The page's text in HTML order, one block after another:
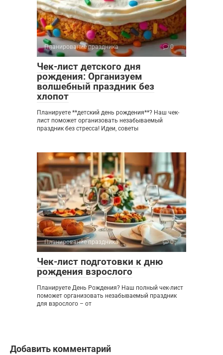
Планирование праздника 0
Чек-лист детского дня
рождения: Организуем
волшебный праздник без
хлопот
Планируете **детский день рождения**? Наш чек-
лист поможет организовать незабываемый
праздник без стресса! Идеи, советы
Планирование праздника 0
Чек-лист подготовки к дню
рождения взрослого
Планируете День Рождения? Наш полный чек-лист
поможет организовать незабываемый праздник
для взрослого – от
Добавить комментарий